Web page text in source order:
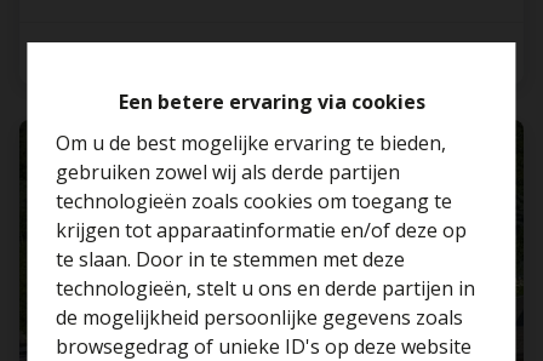
Een betere ervaring via cookies
Om u de best mogelijke ervaring te bieden,
gebruiken zowel wij als derde partijen
technologieën zoals cookies om toegang te
krijgen tot apparaatinformatie en/of deze op
te slaan. Door in te stemmen met deze
technologieën, stelt u ons en derde partijen in
de mogelijkheid persoonlijke gegevens zoals
browsegedrag of unieke ID's op deze website
Benieuwd naar de
waarde van je huis?